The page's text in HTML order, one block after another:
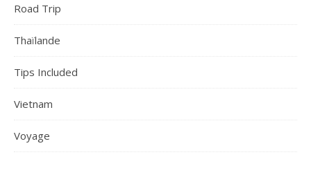
Road Trip
Thaïlande
Tips Included
Vietnam
Voyage